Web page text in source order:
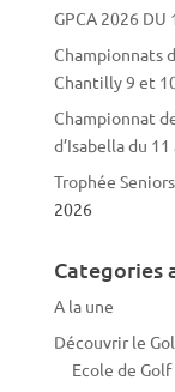
GPCA 2026 DU
Championnats
Chantilly 9 et
Championnat
d’Isabella du
Trophée
2026
Categories
A la une
Découvrir le
Ecole de Golf